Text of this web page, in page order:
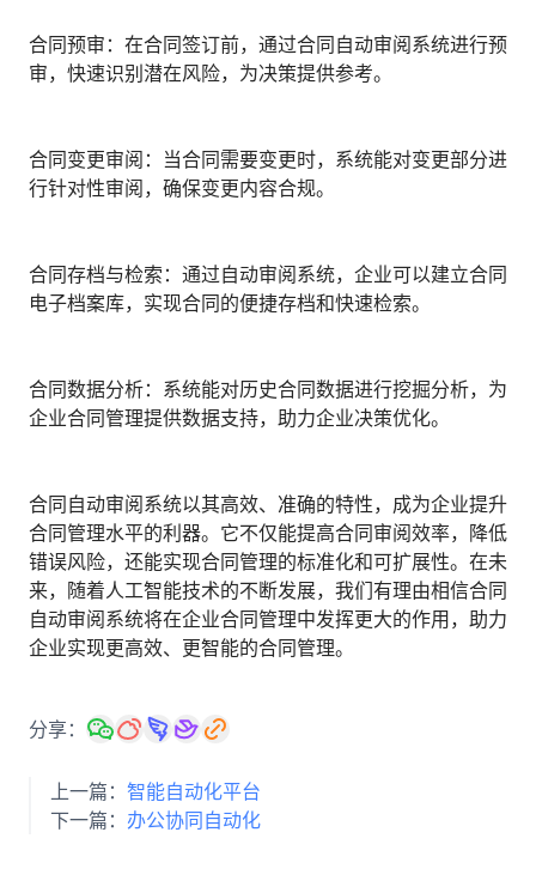
合同预审：在合同签订前，通过合同自动审阅系统进行预
审，快速识别潜在风险，为决策提供参考。
合同变更审阅：当合同需要变更时，系统能对变更部分进
行针对性审阅，确保变更内容合规。
合同存档与检索：通过自动审阅系统，企业可以建立合同
电子档案库，实现合同的便捷存档和快速检索。
合同数据分析：系统能对历史合同数据进行挖掘分析，为
企业合同管理提供数据支持，助力企业决策优化。
合同自动审阅系统以其高效、准确的特性，成为企业提升
合同管理水平的利器。它不仅能提高合同审阅效率，降低
错误风险，还能实现合同管理的标准化和可扩展性。在未
来，随着人工智能技术的不断发展，我们有理由相信合同
自动审阅系统将在企业合同管理中发挥更大的作用，助力
企业实现更高效、更智能的合同管理。
分享：
上一篇： 智能自动化平台
下一篇： 办公协同自动化